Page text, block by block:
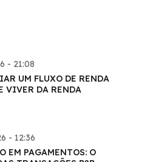
- 21:08
UM FLUXO DE RENDA
VIVER DA RENDA
- 12:36
EM PAGAMENTOS: O